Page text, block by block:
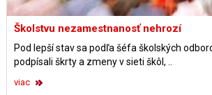
Školstvu nezamestnanosť nehrozí
Pod lepší stav sa podľa šéfa školských
podpísali škrty a zmeny v sieti škôl, ..
viac